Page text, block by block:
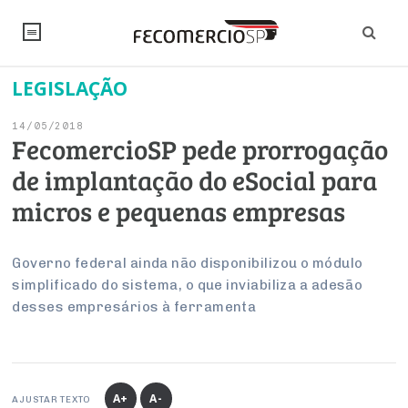
NOTÍCIAS
Artigos
Institucional
PROJETOS ESPECIAIS:
UM BRASIL
Economia
Pesquisas
Internacional
Inteligência Artificial
Trabalho
Empresas
Negócios
Varejo
ESG
Últimas Notícias
PESQUISAS
INSTITUCIONAL
Sobre
Negociações Coletivas
Conselho de Turismo
Conselho de Emprego e Relações do Trabalho
EMPRESAS
LEGISLAÇÃO
14/05/2018
FecomercioSP pede prorrogação
de implantação do eSocial para
micros e pequenas empresas
Governo federal ainda não disponibilizou o módulo
simplificado do sistema, o que inviabiliza a adesão
desses empresários à ferramenta
AJUSTAR TEXTO A+ A-